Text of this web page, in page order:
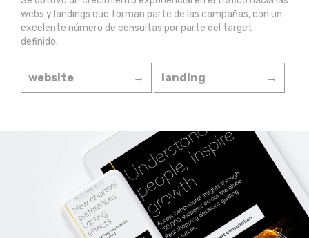
webs y landings que forman parte de las campañas, con un
excelente número de consultas por parte del target
definido.
website → landing →